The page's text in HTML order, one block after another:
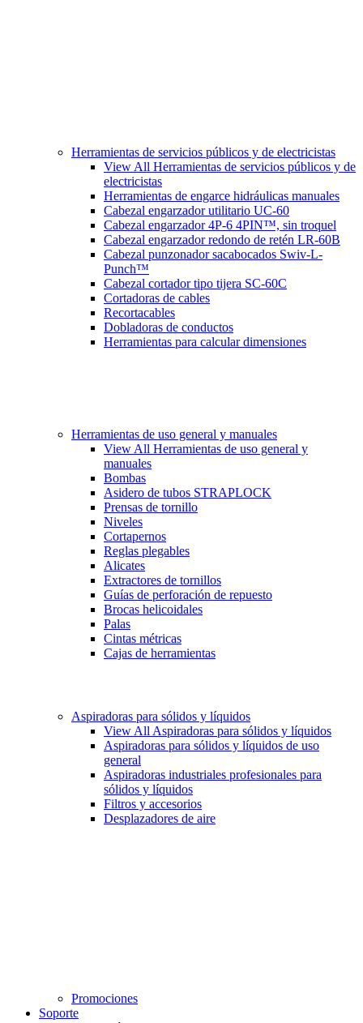
Herramientas de servicios públicos y de electricistas
View All Herramientas de servicios públicos y de
electricistas
Herramientas de engarce hidráulicas manuales
Cabezal engarzador utilitario UC-60
Cabezal engarzador 4P-6 4PIN™, sin troquel
Cabezal engarzador redondo de retén LR-60B
Cabezal punzonador sacabocados Swiv-L-
Punch™
Cabezal cortador tipo tijera SC-60C
Cortadoras de cables
Recortacables
Dobladoras de conductos
Herramientas para calcular dimensiones
Herramientas de uso general y manuales
View All Herramientas de uso general y
manuales
Bombas
Asidero de tubos STRAPLOCK
Prensas de tornillo
Niveles
Cortapernos
Reglas plegables
Alicates
Extractores de tornillos
Guías de perforación de repuesto
Brocas helicoidales
Palas
Cintas métricas
Cajas de herramientas
Aspiradoras para sólidos y líquidos
View All Aspiradoras para sólidos y líquidos
Aspiradoras para sólidos y líquidos de uso
general
Aspiradoras industriales profesionales para
sólidos y líquidos
Filtros y accesorios
Desplazadores de aire
Promociones
Soporte